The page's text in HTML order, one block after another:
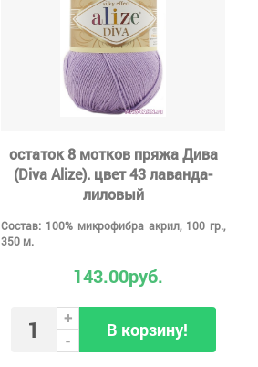
остаток 8 мотков пряжа Дива
(Diva Alize). цвет 43 лаванда-
лиловый
Состав: 100% микрофибра акрил, 100 гр.,
350 м.
143.00руб.
+
-
В корзину!